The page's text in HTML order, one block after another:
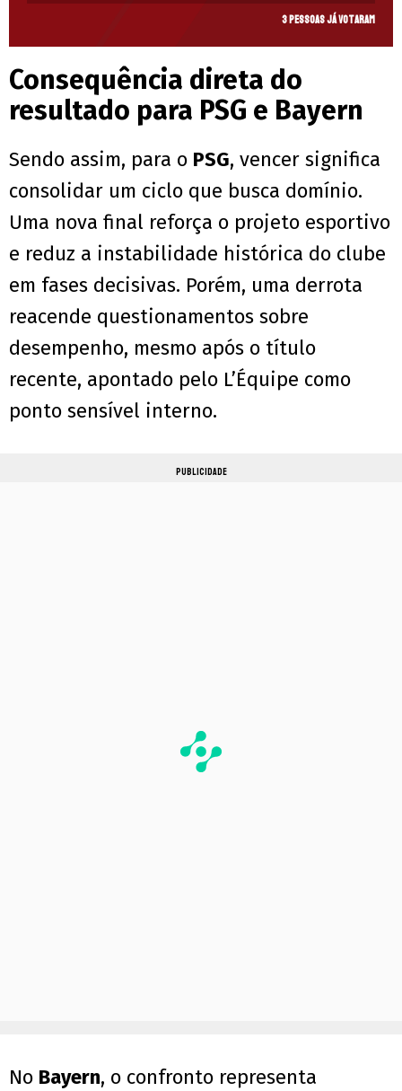
3 pessoas já votaram
Consequência direta do
resultado para PSG e Bayern
Sendo assim, para o PSG, vencer significa
consolidar um ciclo que busca domínio.
Uma nova final reforça o projeto esportivo
e reduz a instabilidade histórica do clube
em fases decisivas. Porém, uma derrota
reacende questionamentos sobre
desempenho, mesmo após o título
recente, apontado pelo L’Équipe como
ponto sensível interno.
PUBLICIDADE
No Bayern, o confronto representa